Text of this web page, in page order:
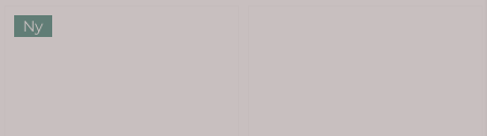
Ny